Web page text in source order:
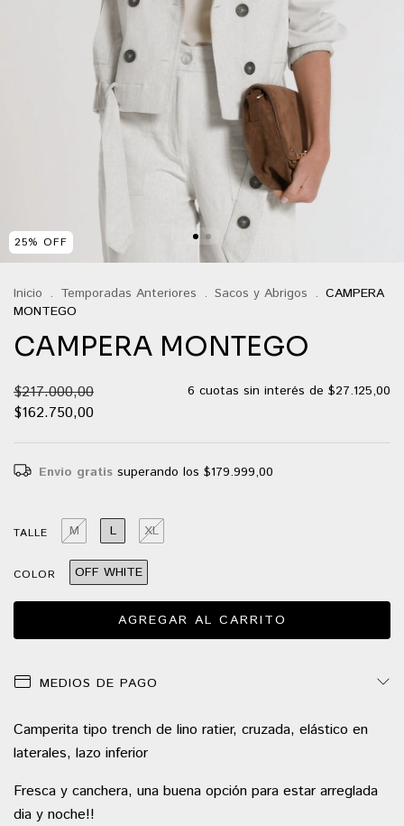
25% OFF
Inicio . Temporadas Anteriores . Sacos y Abrigos . CAMPERA
MONTEGO
CAMPERA MONTEGO
$217.000,00
$162.750,00
6 cuotas sin interés de $27.125,00
Envío gratis superando los $179.999,00
TALLE M L XL
COLOR OFF WHITE
MEDIOS DE PAGO
Camperita tipo trench de lino ratier, cruzada, elástico en
laterales, lazo inferior
Fresca y canchera, una buena opción para estar arreglada
dia y noche!!